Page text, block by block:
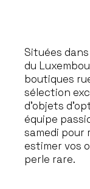
Situées
du
boutiques
sélection
d’objets
équipe
samedi pour
estimer vos
perle rare.